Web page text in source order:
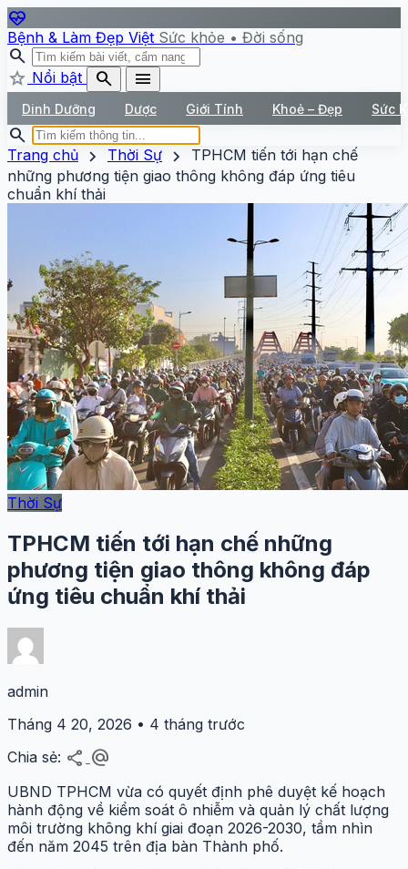
ecg_heart
Bệnh & Làm Đẹp Việt Sức khỏe • Đời sống
search
star Nổi bật search menu
Dinh Dưỡng Dược Giới Tính Khoẻ – Đẹp Sức
search
Trang chủ chevron_right Thời Sự chevron_right
TPHCM tiến tới hạn chế
những phương tiện giao thông không đáp ứng tiêu
chuẩn khí thải
Thời Sự
TPHCM tiến tới hạn chế những
phương tiện giao thông không đáp
ứng tiêu chuẩn khí thải
admin
Tháng 4 20, 2026 • 4 tháng trước
Chia sẻ: share alternate_email
UBND TPHCM vừa có quyết định phê duyệt kế hoạch
hành động về kiểm soát ô nhiễm và quản lý chất lượng
môi trường không khí giai đoạn 2026-2030, tầm nhìn
đến năm 2045 trên địa bàn Thành phố.